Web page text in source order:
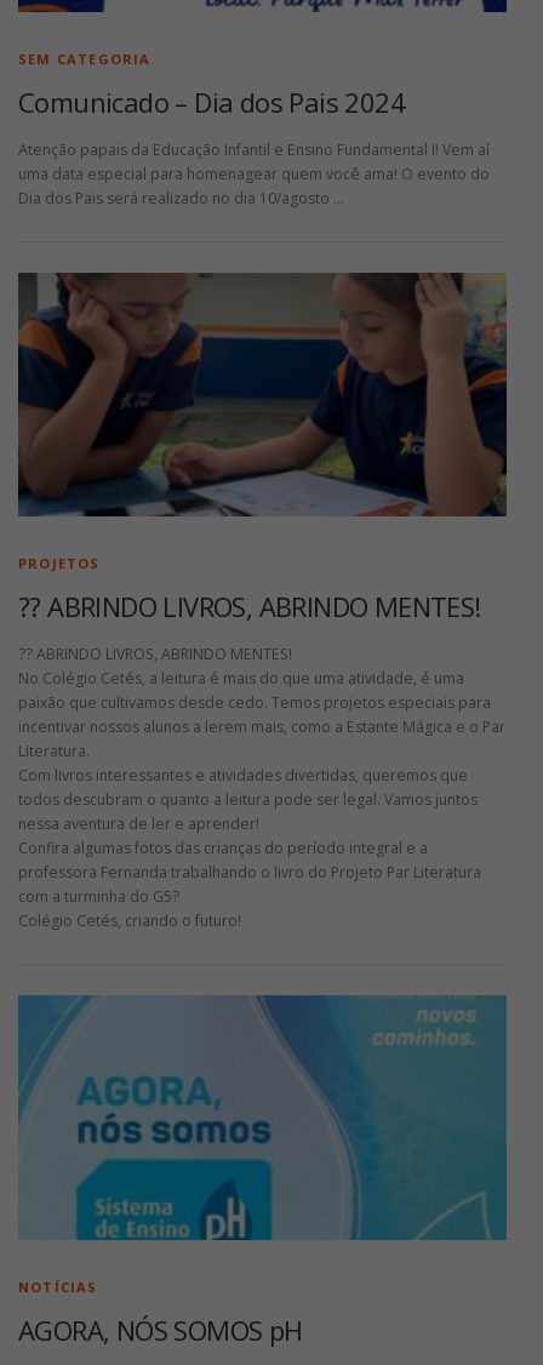
SEM CATEGORIA
Comunicado – Dia dos Pais 2024
Atenção papais da Educação Infantil e Ensino Fundamental I! Vem aí
uma data especial para homenagear quem você ama! O evento do
Dia dos Pais será realizado no dia 10/agosto …
PROJETOS
?? ABRINDO LIVROS, ABRINDO MENTES!
?? ABRINDO LIVROS, ABRINDO MENTES!
No Colégio Cetés, a leitura é mais do que uma atividade, é uma
paixão que cultivamos desde cedo. Temos projetos especiais para
incentivar nossos alunos a lerem mais, como a Estante Mágica e o Par
Literatura.
Com livros interessantes e atividades divertidas, queremos que
todos descubram o quanto a leitura pode ser legal. Vamos juntos
nessa aventura de ler e aprender!
Confira algumas fotos das crianças do período integral e a
professora Fernanda trabalhando o livro do Projeto Par Literatura
com a turminha do G5?
Colégio Cetés, criando o futuro!
NOTÍCIAS
AGORA, NÓS SOMOS pH